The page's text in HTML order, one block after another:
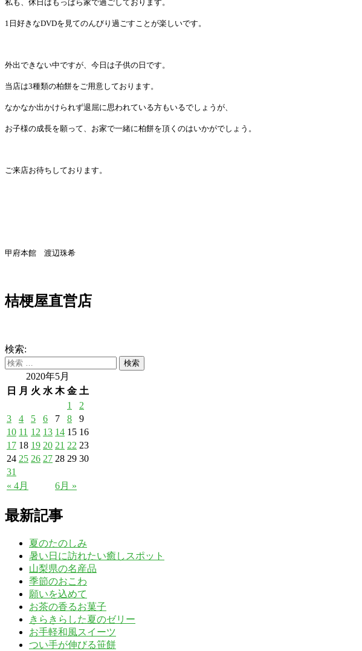
私も、休日はもっぱら家で過ごしております。
1 日好きなDVDを見てのんびり過ごすことが楽しいです。
外出できない中ですが、今日は子供の日です。
当店は3種類の柏餅をご用意しております。
なかなか出かけられず退屈に思われている方もいるでしょうが、
お子様の成長を願って、お家で一緒に柏餅を頂くのはいかがでしょう。
ご来店お待ちしております。
甲府本館 渡辺珠希
桔梗屋直営店
検索:
2020年5月
日
月 火 水 木 金 土
« 4月 6月 »
1
2
3
4 5 6 7 8
9
10 11 12 13 14 15 16
17 18 19 20 21 22 23
24 25 26 27 28 29 30
31
最新記事
夏のたのしみ
暑い日に訪れたい癒しスポット
山梨県の名産品
季節のおこわ
願いを込めて
お茶の香るお菓子
きらきらした夏のゼリー
お手軽和風スイーツ
つい手が伸びる笹餅